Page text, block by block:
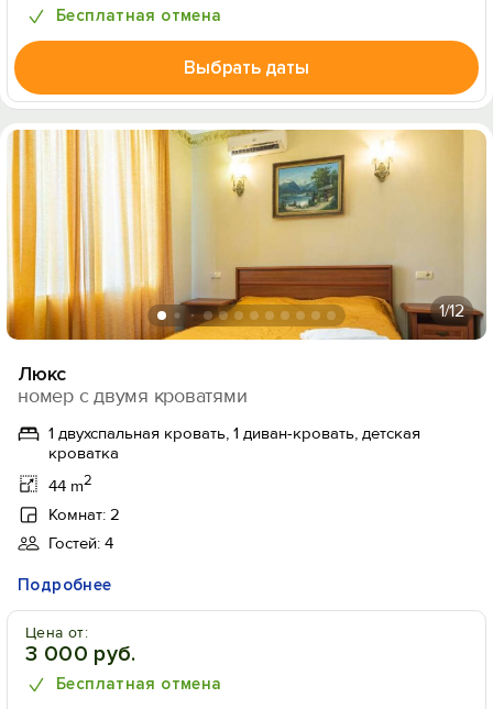
Бесплатная отмена
Выбрать даты
1/12
Люкс
номер с двумя кроватями
1 двухспальная кровать, 1 диван-кровать, детская
кроватка
44 m2
Комнат: 2
Гостей: 4
Подробнее
Цена от:
3 000 руб.
Бесплатная отмена